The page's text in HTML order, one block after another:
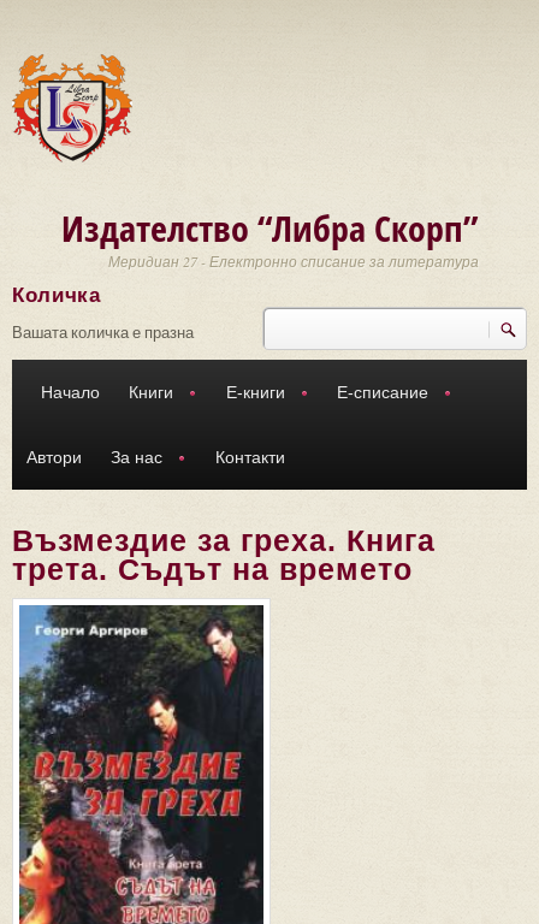
Издателство “Либра Скорп”
Меридиан 27 - Електронно списание за литература
Търси
Количка
Вашата количка е празна
Начало Книги Е-книги Е-списание
Автори За нас Контакти
Възмездие за греха. Книга
трета. Съдът на времето